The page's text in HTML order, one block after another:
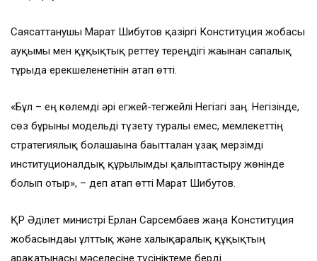
Саясаттанушы Марат Шибутов қазіргі Конституция жобасы
ауқымы мен құқықтық реттеу тереңдігі жағынан сапалық
тұрғыда ерекшеленетінін атап өтті.
«Бұл – ең көлемді әрі егжей-тегжейлі Негізгі заң. Негізінде,
сөз бұрынғы модельді түзету туралы емес, мемлекеттің
стратегиялық болашағына бағытталған ұзақ мерзімді
институционалдық құрылымды қалыптастыру жөнінде
болып отыр», – деп атап өтті Марат Шибутов.
ҚР Әділет министрі Ерлан Сарсембаев жаңа Конституция
жобасындағы ұлттық және халықаралық құқықтың
арақатынасы мәселесіне түсініктеме берді.